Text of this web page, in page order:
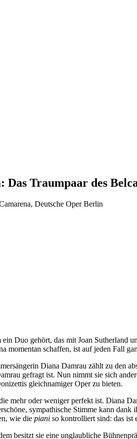
Traumpaar des
ein Duo gehört, das mit Joan
momentan schaffen, ist auf jeden Fall
Diana Damrau zählt zu den
gefragt ist. Nun nimmt sie sich
gleichnamiger Oper zu bieten.
mehr oder weniger perfekt ist. Diana
sympathische Stimme kann
wie die piani so kontrolliert sind: das ist
besitzt sie eine unglaubliche